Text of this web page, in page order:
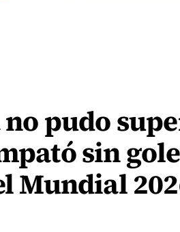
pudo
sin
Mundial